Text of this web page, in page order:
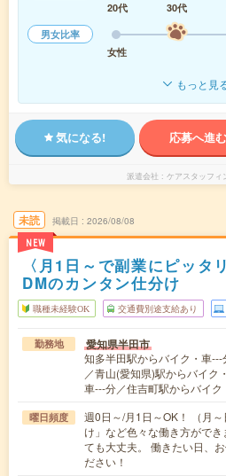
20代
30代
男女比率
女性
もっと見
気になる! 応募へ進む
派遣会社 ケアスタッフィ
未読
NEW
掲載日 2026/08/08
〈月1日～で副業にピッタ
DMのカンタン仕分け
職種未経験OK 交通費別途支給あり
勤務地 愛知県半田市
知多半田駅からバイク・車
／青山(愛知県)駅からバイク
車---分／住吉町駅からバイク
曜日頻度
週0日～/月1日～OK！ （月
け」など色々な働き方がで
ても大丈夫。 働きたい日、
ださい！